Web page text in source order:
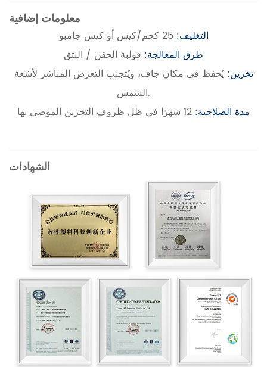
معلومات إضافية
التغليف: 25 كجم/كيس أو كيس جامبو
طرق المعالجة: قولبة الحقن / البثق
تخزين:يُحفظ في مكان جاف، ويُتجنب التعرض المباشر لأشعة
الشمس.
مدة الصلاحية: 12 شهرًا في ظل ظروف التخزين الموصى بها
الشهادات